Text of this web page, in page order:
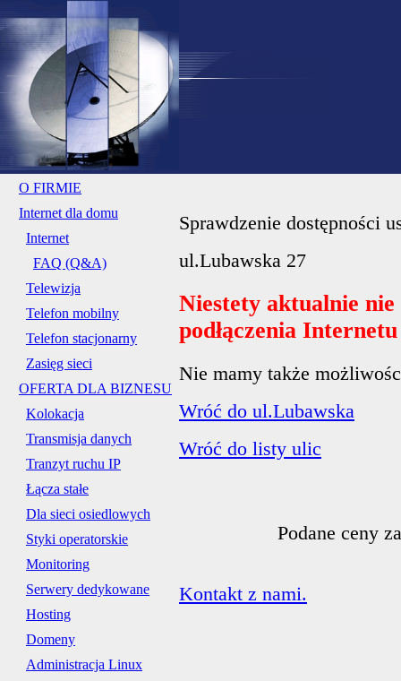
O FIRMIE
Internet dla domu
Internet
FAQ (Q&A)
Telewizja
Telefon mobilny
Telefon stacjonarny
Zasięg sieci
OFERTA DLA BIZNESU
Kolokacja
Transmisja danych
Tranzyt ruchu IP
Łącza stałe
Dla sieci osiedlowych
Styki operatorskie
Monitoring
Serwery dedykowane
Hosting
Domeny
Administracja Linux
Sprawdzenie dostępności
ul.Lubawska 27
Niestety aktualnie
podłączenia
Nie mamy także
Wróć do ul.Lubawska
Wróć do listy ulic
Podane ceny
Kontakt z nami.